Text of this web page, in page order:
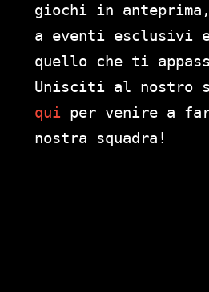
giochi in
a eventi esclusivi
quello che ti
Unisciti al nostro
qui per venire a
nostra squadra!